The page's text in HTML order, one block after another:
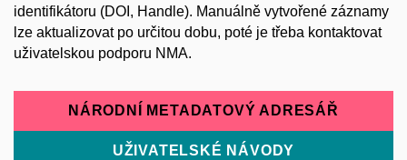
identifikátoru (DOI, Handle). Manuálně vytvořené záznamy
lze aktualizovat po určitou dobu, poté je třeba kontaktovat
uživatelskou podporu NMA.
NÁRODNÍ METADATOVÝ ADRESÁŘ
UŽIVATELSKÉ NÁVODY